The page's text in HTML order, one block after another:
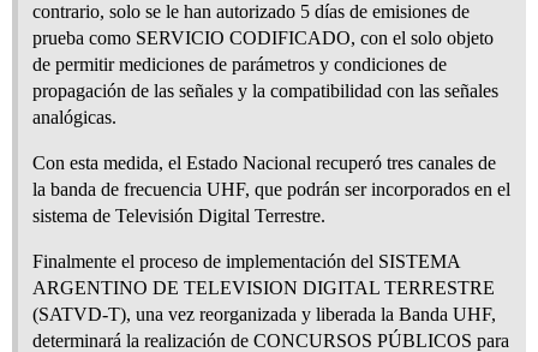
contrario, solo se le han autorizado 5 días de emisiones de
prueba como SERVICIO CODIFICADO, con el solo objeto
de permitir mediciones de parámetros y condiciones de
propagación de las señales y la compatibilidad con las señales
analógicas.
Con esta medida, el Estado Nacional recuperó tres canales de
la banda de frecuencia UHF, que podrán ser incorporados en el
sistema de Televisión Digital Terrestre.
Finalmente el proceso de implementación del SISTEMA
ARGENTINO DE TELEVISION DIGITAL TERRESTRE
(SATVD-T), una vez reorganizada y liberada la Banda UHF,
determinará la realización de CONCURSOS PÚBLICOS para